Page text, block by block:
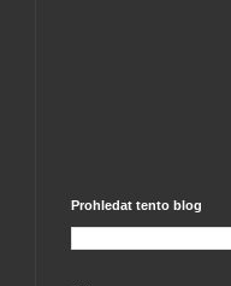
Prohledat tento blog